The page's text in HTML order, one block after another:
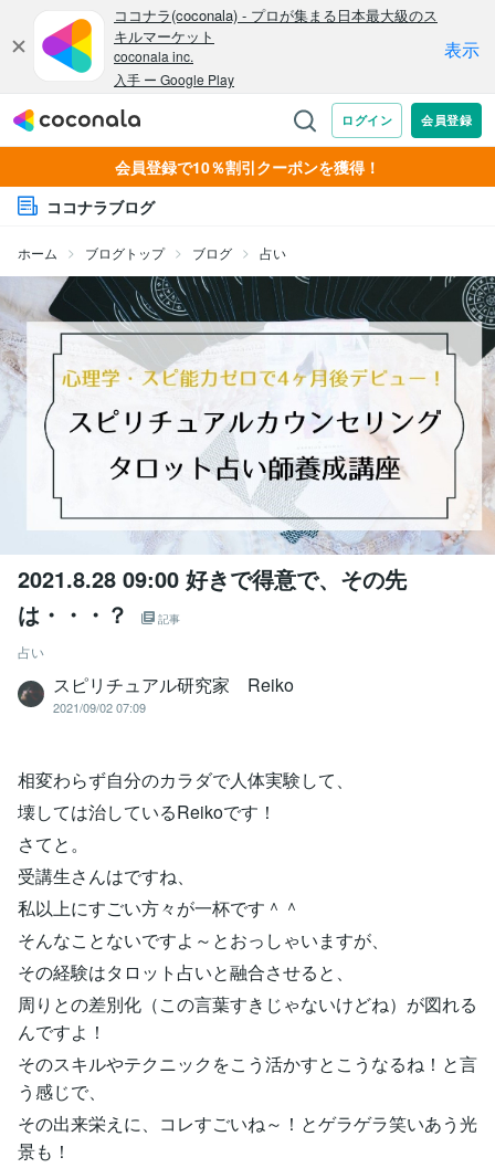
会員登録で10％割引クーポンを獲得！
ココナラブログ
ホーム ブログトップ ブログ 占い
2021.8.28 09:00 好きで得意で、その先
は・・・？
記事
占い
スピリチュアル研究家 Reiko
2021/09/02 07:09
相変わらず自分のカラダで人体実験して、
壊しては治しているReikoです！
さてと。
受講生さんはですね、
私以上にすごい方々が一杯です＾＾
そんなことないですよ～とおっしゃいますが、
その経験はタロット占いと融合させると、
周りとの差別化（この言葉すきじゃないけどね）が図れる
んですよ！
そのスキルやテクニックをこう活かすとこうなるね！と言
う感じで、
その出来栄えに、コレすごいね～！とゲラゲラ笑いあう光
景も！